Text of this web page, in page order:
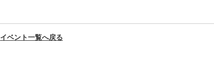
イベント一覧へ戻る